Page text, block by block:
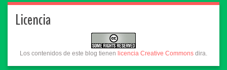
Licencia
Los contenidos de este blog tienen licencia Creative Commons dira.